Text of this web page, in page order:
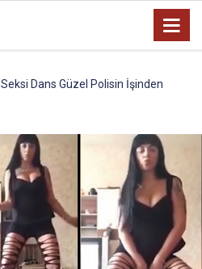
Seksi Dans Güzel Polisin İşinden